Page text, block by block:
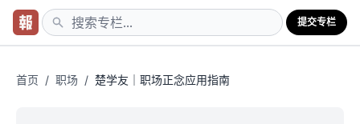
提交专栏
首页 / 职场 / 楚学友｜职场正念应用指南